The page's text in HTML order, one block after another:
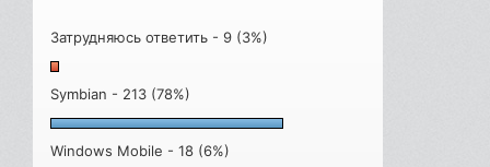
Затрудняюсь ответить - 9 (3%)
Symbian - 213 (78%)
Windows Mobile - 18 (6%)